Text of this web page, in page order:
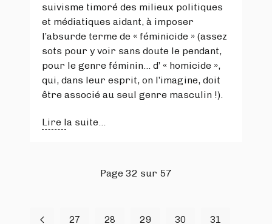
suivisme timoré des milieux politiques
et médiatiques aidant, à imposer
l’absurde terme de « féminicide » (assez
sots pour y voir sans doute le pendant,
pour le genre féminin… d’ « homicide »,
qui, dans leur esprit, on l’imagine, doit
être associé au seul genre masculin !).
Lire la suite...
Page 32 sur 57
27 28 29 30 31